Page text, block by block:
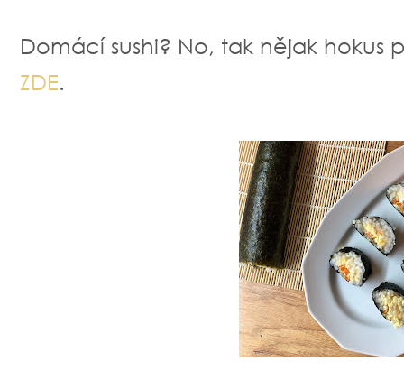
Domácí sushi? No, tak nějak hokus
ZDE.